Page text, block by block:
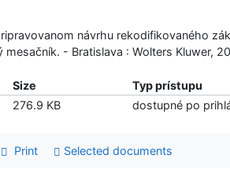
návrhu rekodifikovaného
- Bratislava : Wolters Kluwer,
Size
Typ prístupu
276.9 KB dostupné po
Print Selected documents